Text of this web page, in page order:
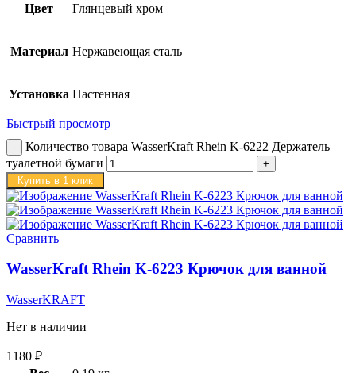
Цвет Глянцевый хром
Материал Нержавеющая сталь
Установка Настенная
Быстрый просмотр
Количество товара WasserKraft Rhein K-6222 Держатель
туалетной бумаги
Купить в 1 клик
Сравнить
WasserKraft Rhein K-6223 Крючок для ванной
WasserKRAFT
Нет в наличии
1180 ₽